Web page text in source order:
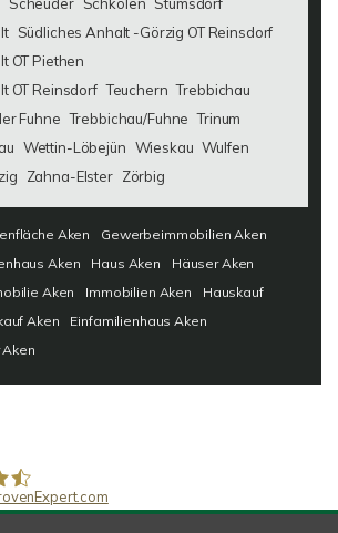
Südliches Anhalt -Görzig OT Reinsdorf
OT Piethen
OT Reinsdorf Teuchern Trebbichau
Fuhne Trebbichau/Fuhne Trinum
Wettin-Löbejün Wieskau Wulfen
Zahna-Elster Zörbig
Aken
Gewerbeimmobilien Aken
Aken Haus Aken
Häuser Aken
Aken Immobilien Aken
Hauskauf
Aken
Einfamilienhaus Aken